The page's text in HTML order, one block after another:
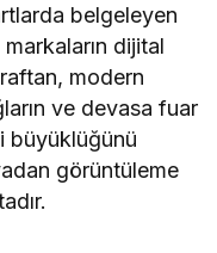
belgeleyen
dijital
modern
ve devasa fuar
büyüklüğünü
görüntüleme